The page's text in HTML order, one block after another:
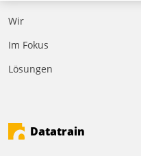
Wir
Im Fokus
Lösungen
Datatrain